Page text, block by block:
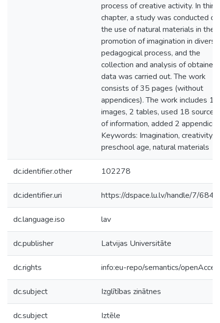
process of creative activity. In third
chapter, a study was conducted on
the use of natural materials in the
promotion of imagination in diverse
pedagogical process, and the
collection and analysis of obtained
data was carried out. The work
consists of 35 pages (without
appendices). The work includes 16
images, 2 tables, used 18 sources
of information, added 2
Keywords: Imagination, creativity,
preschool age, natural materials
dc.identifier.other 102278
dc.identifier.uri https://dspace.lu.lv/handle/7/
dc.language.iso lav
dc.publisher Latvijas Universitāte
dc.rights info:eu-repo/semantics/
dc.subject Izglītības zinātnes
dc.subject Iztēle